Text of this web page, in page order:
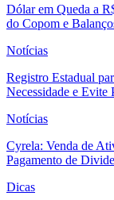
Dólar em Queda a
do Copom e
Notícias
Registro Estadual
Necessidade e Evite
Notícias
Cyrela: Venda de
Pagamento de
Dicas